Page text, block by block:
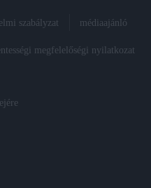
szabályzat médiaajánló
megfelelőségi nyilatkozat